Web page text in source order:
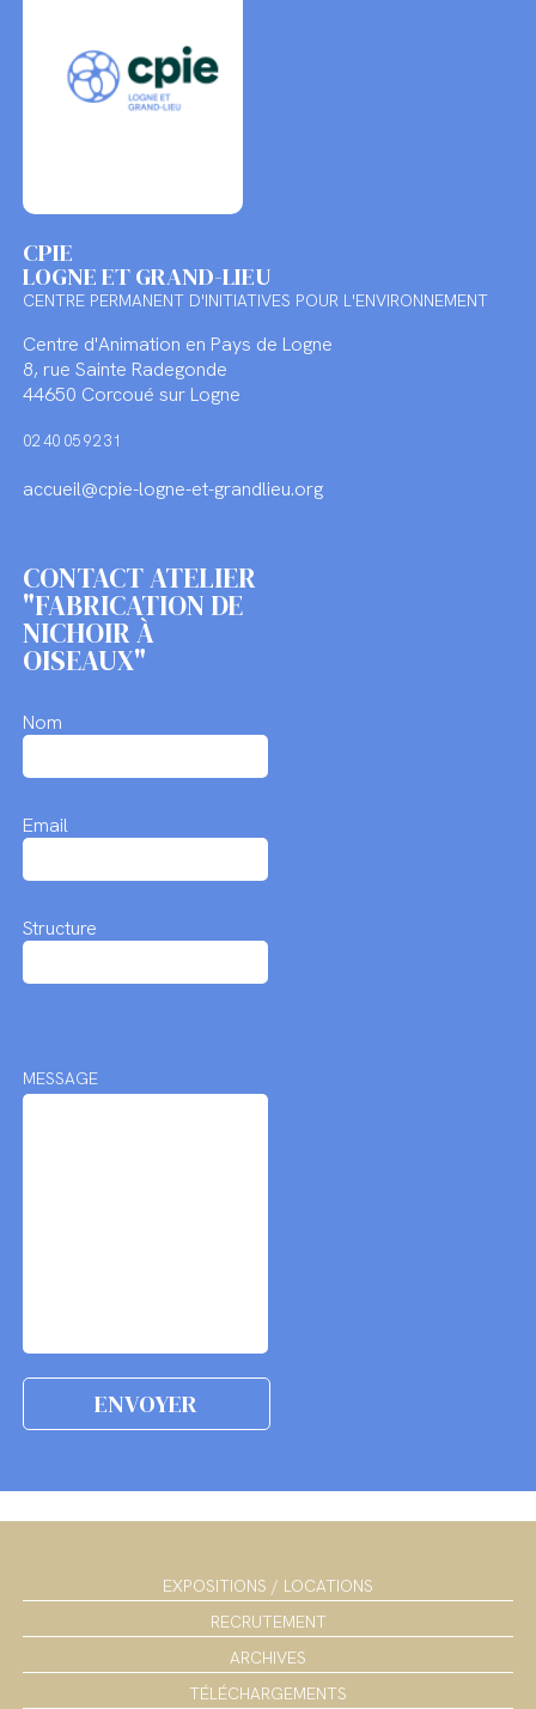
CPIE
LOGNE ET GRAND-LIEU
CENTRE PERMANENT D'INITIATIVES POUR L'ENVIRONNEMENT
Centre d'Animation en Pays de Logne
8, rue Sainte Radegonde
44650 Corcoué sur Logne
02 40 05 92 31
accueil@cpie-logne-et-grandlieu.org
CONTACT ATELIER
"FABRICATION DE
NICHOIR À
OISEAUX"
Nom
Email
Structure
MESSAGE
EXPOSITIONS / LOCATIONS
RECRUTEMENT
ARCHIVES
TÉLÉCHARGEMENTS